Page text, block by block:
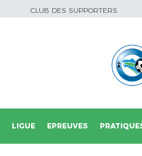
CLUB DES SUPPORTERS
LIGUE EPREUVES